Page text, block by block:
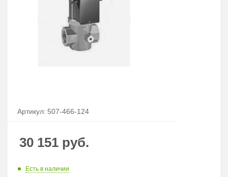
Артикул: 507-466-124
30 151 руб.
Есть в наличии